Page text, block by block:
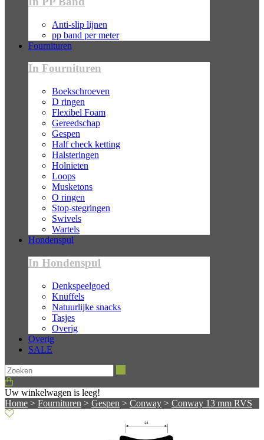
Anti-slip lijnen
pp band per meter
Fournituren
In Fournituren
Boekschroeven
D ringen
Flexibel Foam
Gereedschap
Gespen
Half check ketting
Halsteringen
Holnieten
Loops
Musketons
O ringen
Stop-stegringen
Swivels
Wartels
Hondenspul
In Hondenspul
Denkspeelgoed
Knuffels
Natuurlijke snacks
Tasjes
Overig
Overig
SALE
Uw winkelwagen is leeg!
Home > Fournituren > Gespen > Conway > Conway 13 mm RVS